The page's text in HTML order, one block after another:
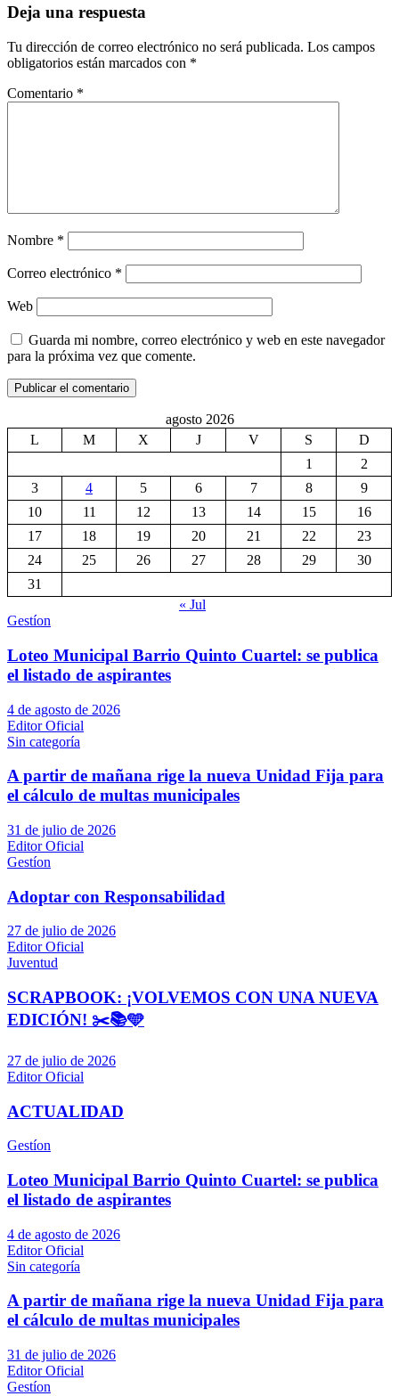
Deja una respuesta
Tu dirección de correo electrónico no será publicada. Los campos
obligatorios están marcados con *
Comentario *
Nombre *
Correo electrónico *
Web
Guarda mi nombre, correo electrónico y web en este navegador
para la próxima vez que comente.
agosto 2026
L
M X J V S
D
1
2
3
4 5 6 7 8
9
10
11 12 13 14 15
16
17
18 19 20 21 22
23
24
25 26 27 28 29
30
31
« Jul
Gestíon
Loteo Municipal Barrio Quinto Cuartel: se publica
el listado de aspirantes
4 de agosto de 2026
Editor Oficial
Sin categoría
A partir de mañana rige la nueva Unidad Fija para
el cálculo de multas municipales
31 de julio de 2026
Editor Oficial
Gestíon
Adoptar con Responsabilidad
27 de julio de 2026
Editor Oficial
Juventud
SCRAPBOOK: ¡VOLVEMOS CON UNA NUEVA
EDICIÓN! ✂️📚🩵
27 de julio de 2026
Editor Oficial
ACTUALIDAD
Gestíon
Loteo Municipal Barrio Quinto Cuartel: se publica
el listado de aspirantes
4 de agosto de 2026
Editor Oficial
Sin categoría
A partir de mañana rige la nueva Unidad Fija para
el cálculo de multas municipales
31 de julio de 2026
Editor Oficial
Gestíon